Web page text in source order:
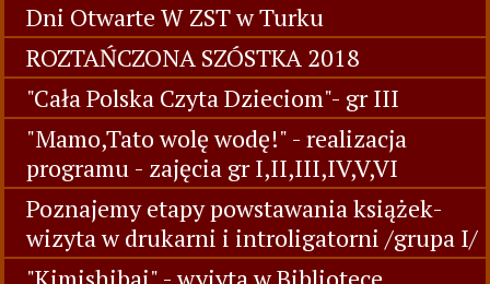
Dni Otwarte W ZST w Turku
ROZTAŃCZONA SZÓSTKA 2018
"Cała Polska Czyta Dzieciom"- gr III
"Mamo,Tato wolę wodę!" - realizacja
programu - zajęcia gr I,II,III,IV,V,VI
Poznajemy etapy powstawania książek-
wizyta w drukarni i introligatorni /grupa I/